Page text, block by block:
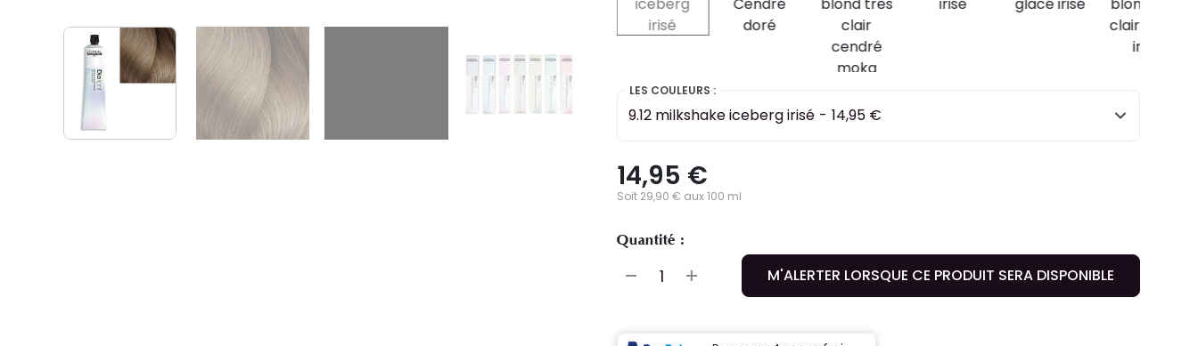
selected
LES COULEURS :
9.12 milkshake iceberg irisé - 14,95 €
14,95 €
Soit 29,90 € aux 100 ml
Quantité :
M'ALERTER LORSQUE CE PRODUIT SERA DISPONIBLE